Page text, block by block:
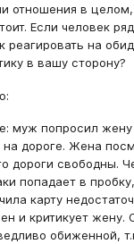
отношения в
Если человек
реагировать на
в вашу сторону?
муж попросил жену
на дороге. Жена
дороги свободны.
попадает в
карту
и критикует жену.
обиженной,